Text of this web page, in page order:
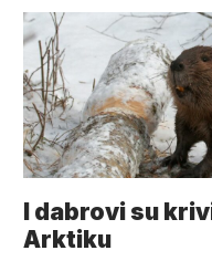
I dabrovi su
Arktiku